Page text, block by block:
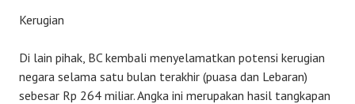
Kerugian
Di lain pihak, BC kembali menyelamatkan potensi kerugian
negara selama satu bulan terakhir (puasa dan Lebaran)
sebesar Rp 264 miliar. Angka ini merupakan hasil tangkapan